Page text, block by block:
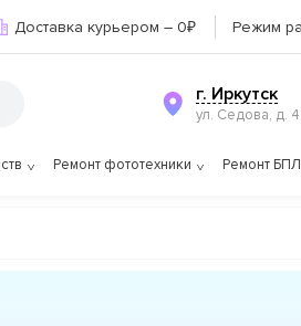
Доставка курьером – 0₽ Режим
г. Иркутск
ул. Седова, д.
Ремонт фототехники Ремонт